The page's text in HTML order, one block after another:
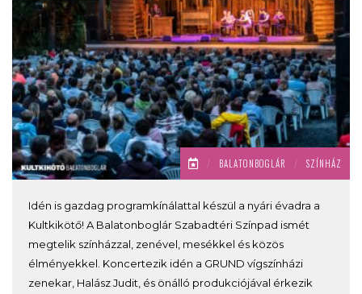
/ BALATONBOGLÁR / SZÍNHÁZ
Idén is gazdag programkínálattal készül a nyári évadra a
Kultkikötő! A Balatonboglár Szabadtéri Színpad ismét
megtelik színházzal, zenével, mesékkel és közös
élményekkel. Koncertezik idén a GRUND vígszínházi
zenekar, Halász Judit, és önálló produkciójával érkezik